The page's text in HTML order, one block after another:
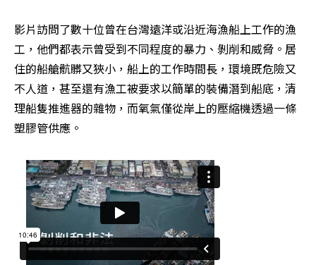
影片訪問了數十位曾在台灣遠洋或沿近海漁船上工作的漁
工，他們都表示曾受到不同程度的暴力、剝削和威脅。居
住的船艙骯髒又狹小，船上的工作時間長，環境既危險又
不人道，甚至還有漁工被要求以簡單的裝備潛到船底，清
理船隻推進器的雜物，而氧氣僅從岸上的壓縮機透過一條
塑膠管供應。